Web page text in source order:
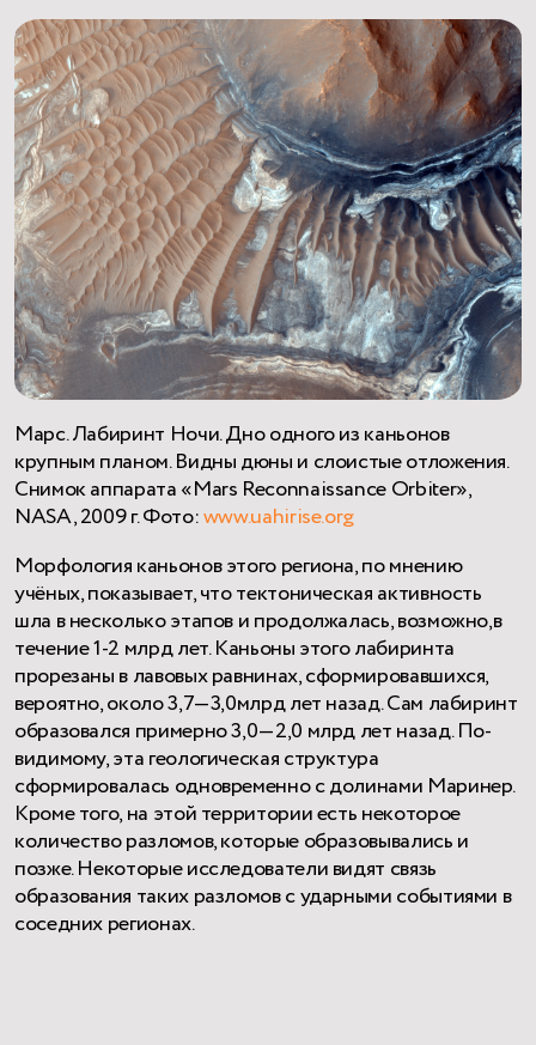
Марс. Лабиринт Ночи. Дно одного из каньонов
крупным планом. Видны дюны и слоистые отложения.
Снимок аппарата «Mars Reconnaissance Orbiter»,
NASA, 2009 г. Фото:www.uahirise.org
Морфология каньонов этого региона, по мнению
учёных, показывает, что тектоническая активность
шла в несколько этапов и продолжалась, возможно,в
течение 1-2 млрд лет. Каньоны этого лабиринта
прорезаны в лавовых равнинах, сформировавшихся,
вероятно, около 3,7—3,0млрд лет назад. Cам лабиринт
образовался примерно 3,0—2,0 млрд лет назад. По-
видимому, эта геологическая структура
сформировалась одновременно с долинами Маринер.
Кроме того, на этой территории есть некоторое
количество разломов, которые образовывались и
позже. Некоторые исследователи видят связь
образования таких разломов с ударными событиями в
соседних регионах.